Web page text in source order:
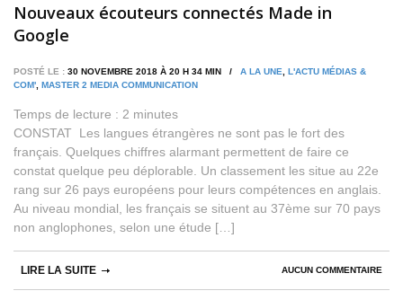
Nouveaux écouteurs connectés Made in
Google
POSTÉ LE : 30 NOVEMBRE 2018 À 20 H 34 MIN / A LA UNE
L'ACTU MÉDIAS &
COM' MASTER 2 MEDIA COMMUNICATION
Temps de lecture : 2 minutes
CONSTAT Les langues étrangères ne sont pas le fort des
français. Quelques chiffres alarmant permettent de faire ce
constat quelque peu déplorable. Un classement les situe au 22e
rang sur 26 pays européens pour leurs compétences en anglais.
Au niveau mondial, les français se situent au 37ème sur 70 pays
non anglophones, selon une étude […]
AUCUN COMMENTAIRE
LIRE LA SUITE